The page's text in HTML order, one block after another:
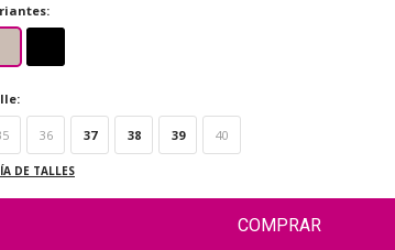
36 37 38 39 40
DE TALLES
COMPRAR